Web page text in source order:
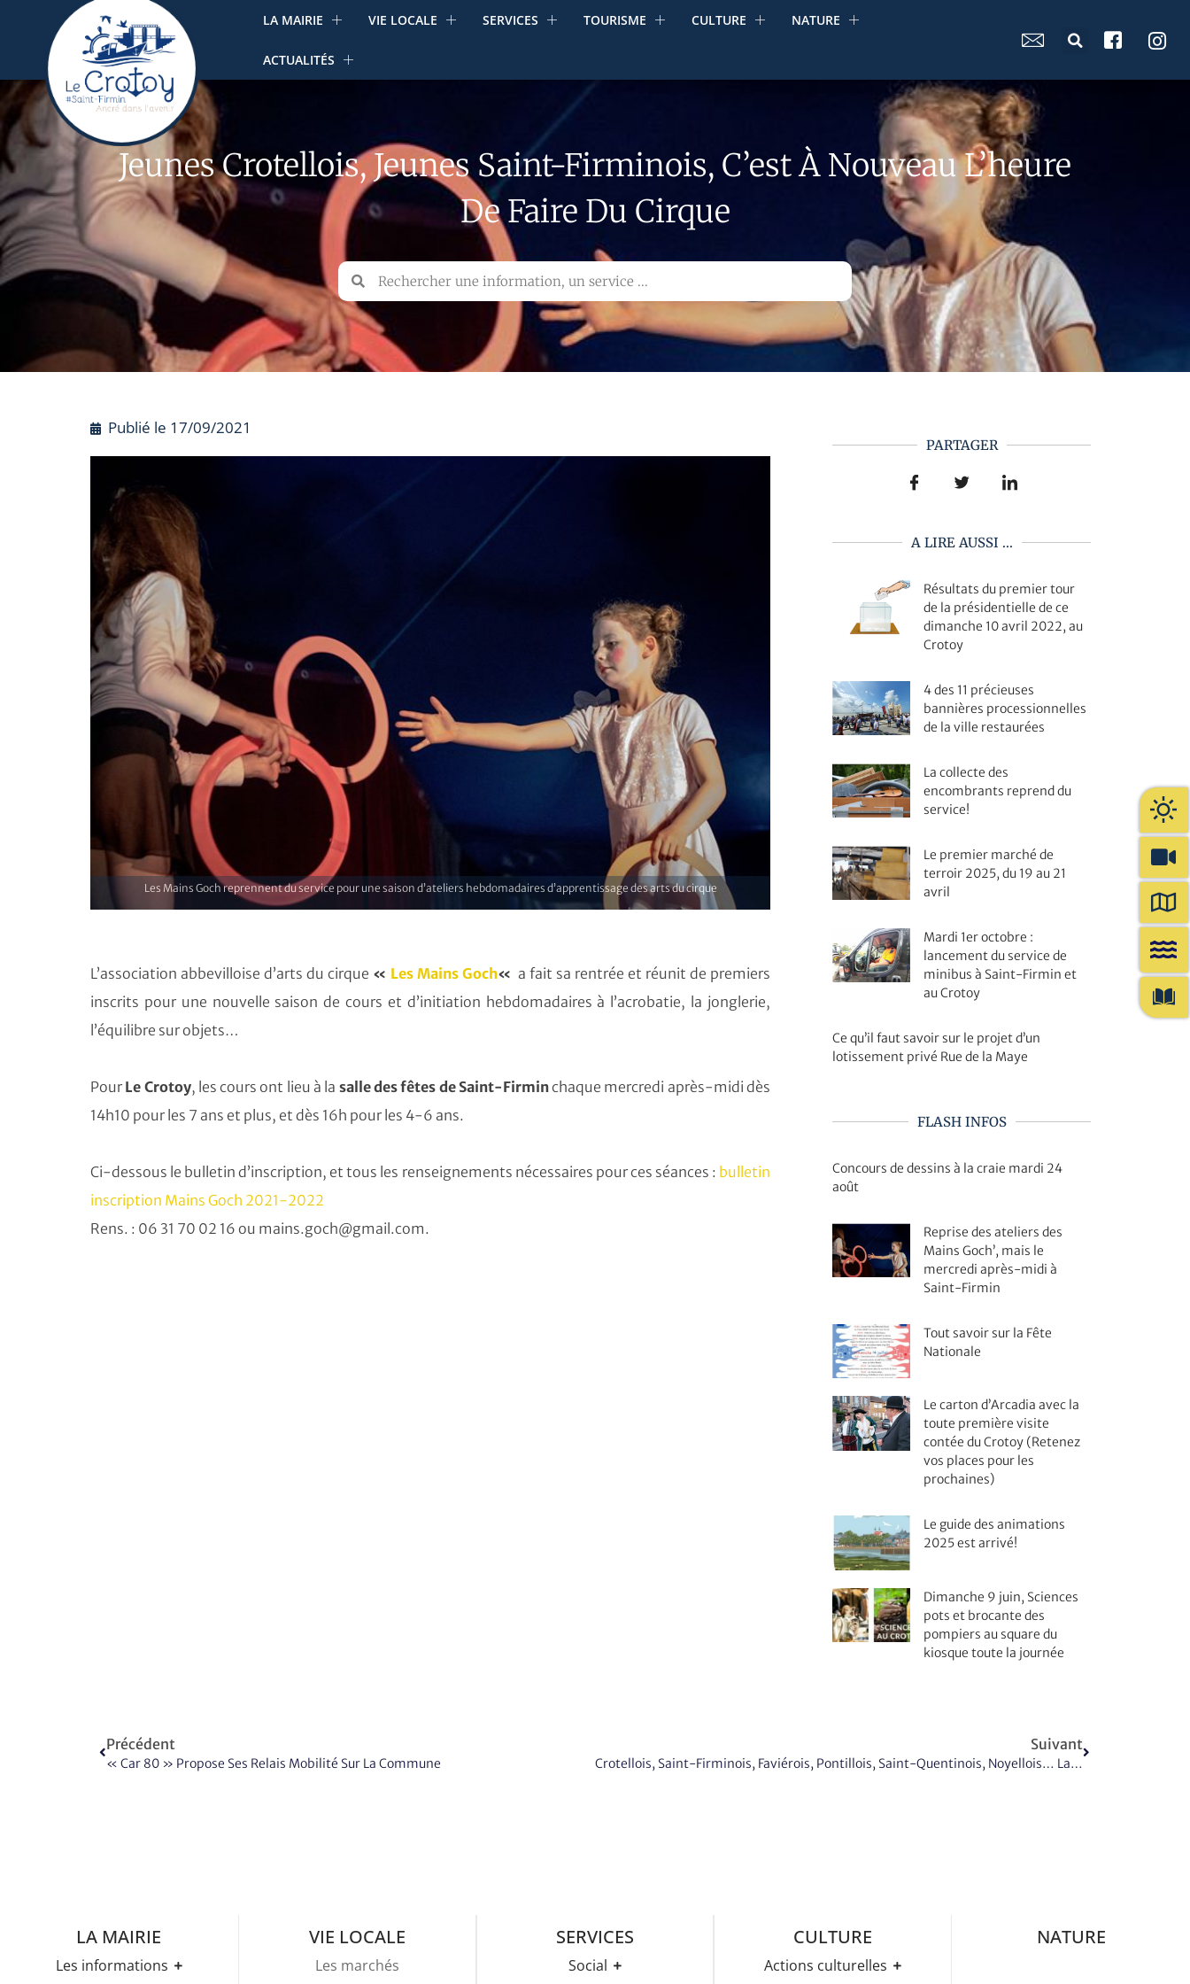
LA MAIRIE VIE LOCALE SERVICES TOURISME CULTURE NATURE
ACTUALITÉS
Jeunes Crotellois, Jeunes Saint-Firminois, C’est À Nouveau L’heure
De Faire Du Cirque
Publié le 17/09/2021
Les Mains Goch reprennent du service pour une saison d’ateliers hebdomadaires d’apprentissage des arts du cirque
L’association abbevilloise d’arts du cirque « Les Mains Goch« a fait sa rentrée et réunit de premiers
inscrits pour une nouvelle saison de cours et d’initiation hebdomadaires à l’acrobatie, la jonglerie,
l’équilibre sur objets…
Pour Le Crotoy, les cours ont lieu à la salle des fêtes de Saint-Firminchaque mercredi après-midi dès
14h10 pour les 7 ans et plus, et dès 16h pour les 4-6 ans.
Ci-dessous le bulletin d’inscription, et tous les renseignements nécessaires pour ces séances : bulletin
inscription Mains Goch 2021-2022
Rens. : 06 31 70 02 16 ou mains.goch@gmail.com.
PARTAGER
A LIRE AUSSI ...
Résultats du premier tour
de la présidentielle de ce
dimanche 10 avril 2022, au
Crotoy
4 des 11 précieuses
bannières processionnelles
de la ville restaurées
La collecte des
encombrants reprend du
service!
Le premier marché de
terroir 2025, du 19 au 21
avril
Mardi 1er octobre :
lancement du service de
minibus à Saint-Firmin et
au Crotoy
Ce qu’il faut savoir sur le projet d’un
lotissement privé Rue de la Maye
FLASH INFOS
Concours de dessins à la craie mardi 24
août
Reprise des ateliers des
Mains Goch’, mais le
mercredi après-midi à
Saint-Firmin
Tout savoir sur la Fête
Nationale
Le carton d’Arcadia avec la
toute première visite
contée du Crotoy (Retenez
vos places pour les
prochaines)
Le guide des animations
2025 est arrivé!
Dimanche 9 juin, Sciences
pots et brocante des
pompiers au square du
kiosque toute la journée
Précédent
« Car 80 » Propose Ses Relais Mobilité Sur La Commune
Suivant
Crotellois, Saint-Firminois, Faviérois, Pontillois, Saint-Quentinois, Noyellois… La Mairie A Besoin De Connaître Votre Avis…
LA MAIRIE
Les informations
VIE LOCALE
Les marchés
SERVICES
Social
CULTURE
Actions culturelles
NATURE